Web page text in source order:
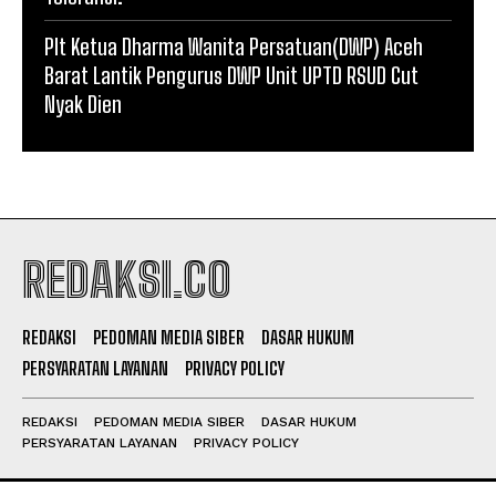
Plt Ketua Dharma Wanita Persatuan(DWP) Aceh
Barat Lantik Pengurus DWP Unit UPTD RSUD Cut
Nyak Dien
REDAKSI.CO
REDAKSI PEDOMAN MEDIA SIBER
DASAR HUKUM
PERSYARATAN LAYANAN
PRIVACY POLICY
REDAKSI PEDOMAN MEDIA SIBER
DASAR HUKUM
PERSYARATAN LAYANAN
PRIVACY POLICY